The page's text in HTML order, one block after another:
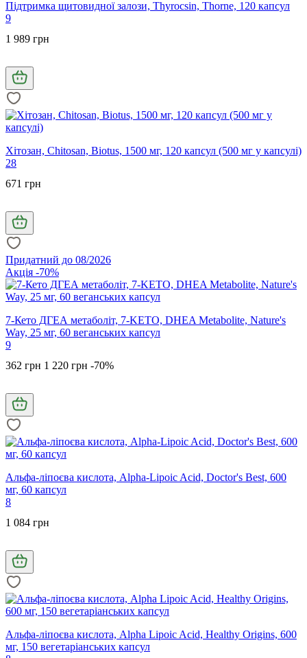
Підтримка щитовидної залози, Thyrocsin, Thorne, 120 капсул
9
1 989 грн
Хітозан, Chitosan, Biotus, 1500 мг, 120 капсул (500 мг у капсулі)
28
671 грн
Придатний до 08/2026
Акція -70%
7-Кето ДГЕА метаболіт, 7-KETO, DHEA Metabolite, Nature's
Way, 25 мг, 60 веганських капсул
9
362 грн 1 220 грн -70%
Альфа-ліпоєва кислота, Alpha-Lipoic Acid, Doctor's Best, 600
мг, 60 капсул
8
1 084 грн
Альфа-ліпоєва кислота, Alpha Lipoic Acid, Healthy Origins, 600
мг, 150 вегетаріанських капсул